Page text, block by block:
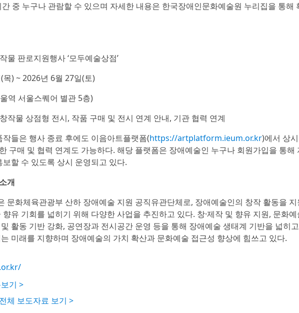
간 중 누구나 관람할 수 있으며 자세한 내용은 한국장애인문화예술원 누리집을 통해
물 판로지원행사 ‘모두예술상점’
) ~ 2026년 6월 27일(토)
역 서울스퀘어 별관 5층)
작물 상점형 전시, 작품 구매 및 전시 연계 안내, 기관 협력 연계
들은 행사 종료 후에도 이음아트플랫폼(https://artplatform.ieum.or.kr)에서 상
구매 및 협력 연계도 가능하다. 해당 플랫폼은 장애예술인 누구나 회원가입을 통해
할 수 있도록 상시 운영되고 있다.
개
문화체육관광부 산하 장애예술 지원 공직유관단체로, 장애예술인의 창작 활동을 지
유 기회를 넓히기 위해 다양한 사업을 추진하고 있다. 창·제작 및 향유 지원, 문화예
활동 기반 강화, 공연장과 전시공간 운영 등을 통해 장애예술 생태계 기반을 넓히
미래를 지향하며 장애예술의 가치 확산과 문화예술 접근성 향상에 힘쓰고 있다.
기 >
체 보도자료 보기 >